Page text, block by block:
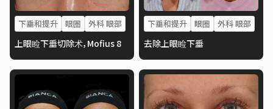
下垂和提升 眼圈 外科 眼部
上眼睑下垂切除术，Mofius 8
下垂和提升 眼圈 外科 眼部
去除上眼睑下垂